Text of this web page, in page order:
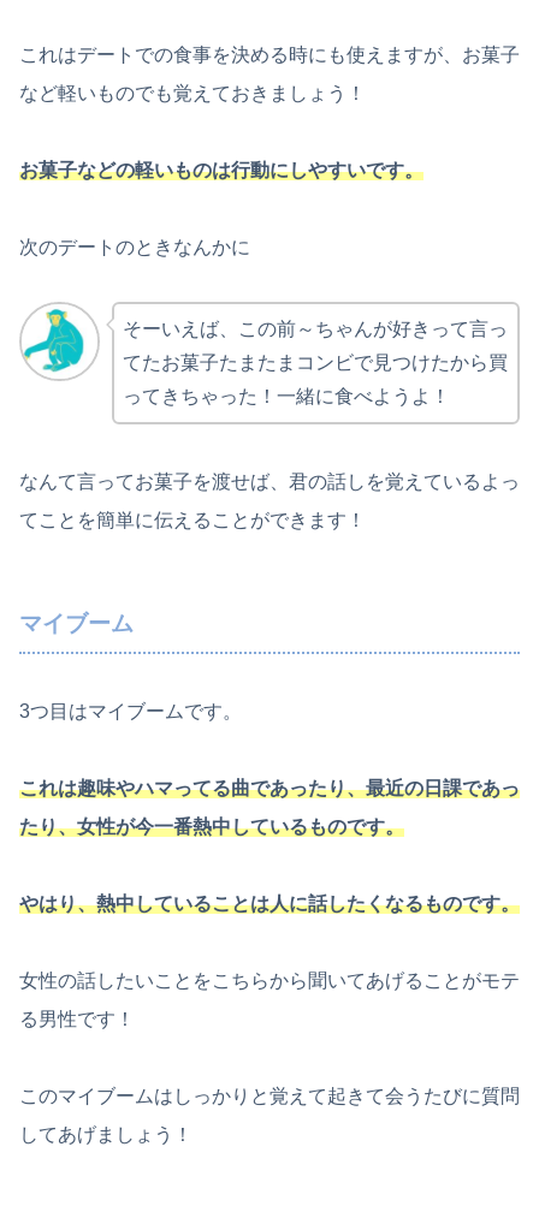
これはデートでの食事を決める時にも使えますが、お菓子
など軽いものでも覚えておきましょう！
お菓子などの軽いものは行動にしやすいです。
次のデートのときなんかに
そーいえば、この前～ちゃんが好きって言っ
てたお菓子たまたまコンビで見つけたから買
ってきちゃった！一緒に食べようよ！
なんて言ってお菓子を渡せば、君の話しを覚えているよっ
てことを簡単に伝えることができます！
マイブーム
3つ目はマイブームです。
これは趣味やハマってる曲であったり、最近の日課であっ
たり、女性が今一番熱中しているものです。
やはり、熱中していることは人に話したくなるものです。
女性の話したいことをこちらから聞いてあげることがモテ
る男性です！
このマイブームはしっかりと覚えて起きて会うたびに質問
してあげましょう！